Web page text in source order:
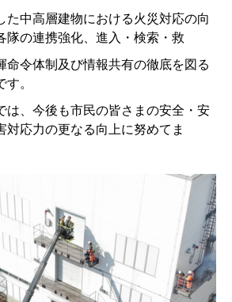
中高層建物における火災対応の向
隊の連携強化、進入・検索・救
命令体制及び情報共有の徹底を図る
。
、今後も市民の皆さまの安全・安
対応力の更なる向上に努めてま